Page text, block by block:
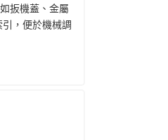
扳機蓋、金屬
，便於機械調